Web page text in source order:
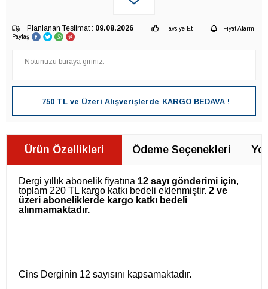
Planlanan Teslimat : 09.08.2026 Tavsiye Et
Fiyat Alarmı
Paylaş
750 TL ve Üzeri Alışverişlerde KARGO BEDAVA !
Ürün Özellikleri Ödeme Seçenekleri
Dergi yıllık abonelik fiyatına 12 sayı gönderimi için,
toplam 220 TL kargo katkı bedeli eklenmiştir. 2 ve
üzeri aboneliklerde kargo katkı bedeli
alınmamaktadır.
Cins Derginin 12 sayısını kapsamaktadır.